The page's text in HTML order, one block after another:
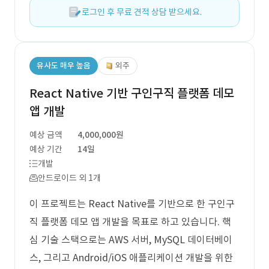
로그인 후 무료 견적 상담 받으세요.
유사도 매우 높음 외주
React Native 기반 구인구직 플랫폼 데모
앱 개발
예상 금액
4,000,000원
예상 기간
14일
개발
안드로이드 외 1개
이 프로젝트는 React Native를 기반으로 한 구인구
직 플랫폼 데모 앱 개발을 목표로 하고 있습니다. 핵
심 기술 스택으로는 AWS 서버, MySQL 데이터베이
스, 그리고 Android/iOS 애플리케이션 개발을 위한